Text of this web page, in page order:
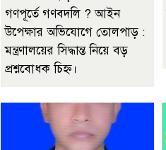
গণপূর্তে গণবদলি ? আইন
উপেক্ষার অভিযোগে তোলপাড় :
মন্ত্রণালয়ের সিদ্ধান্ত নিয়ে বড়
প্রশ্নবোধক চিহ্ন।